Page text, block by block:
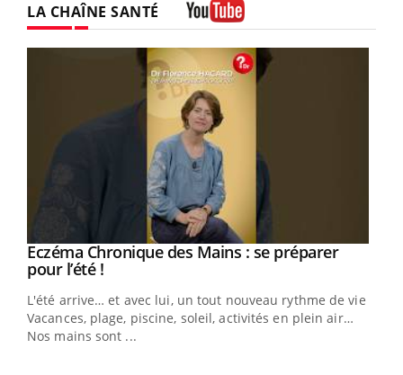
LA CHAÎNE SANTÉ
Youtube
Eczéma Chronique des Mains : se préparer
pour l’été !Youtube
L'été arrive… et avec lui, un tout nouveau rythme de vie !
Vacances, plage, piscine, soleil, activités en plein air…
Nos mains sont ...